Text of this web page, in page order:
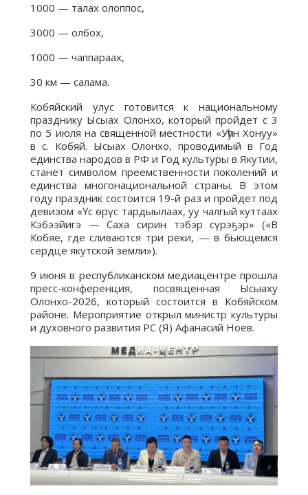
1000 — талах олоппос,
3000 — олбох,
1000 — чаппараах,
30 км — салама.
Кобяйский улус готовится к национальному
празднику Ысыах Олонхо, который пройдет с 3
по 5 июля на священной местности «Уһун Хонуу»
в с. Кобяй. Ысыах Олонхо, проводимый в Год
единства народов в РФ и Год культуры в Якутии,
станет символом преемственности поколений и
единства многонациональной страны. В этом
году праздник состоится 19-й раз и пройдет под
девизом «Үс өрүс тардыылаах, уу чалгый куттаах
Кэбээйигэ — Саха сирин тэбэр сүрэҕэр» («В
Кобяе, где сливаются три реки, — в бьющемся
сердце якутской земли»).
9 июня в республиканском медиацентре прошла
пресс-конференция, посвященная Ысыаху
Олонхо-2026, который состоится в Кобяйском
районе. Мероприятие открыл министр культуры
и духовного развития РС (Я) Афанасий Ноев.